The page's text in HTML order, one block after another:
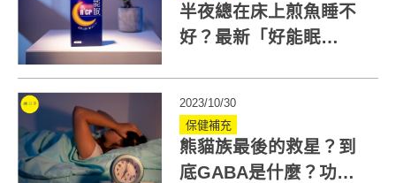
半夜總在床上煎魚睡不
好？最新「好能眠
入睡加倍有感
2023/10/30
保健補充
熊貓族最後的救星？到
底GABA是什麼？功